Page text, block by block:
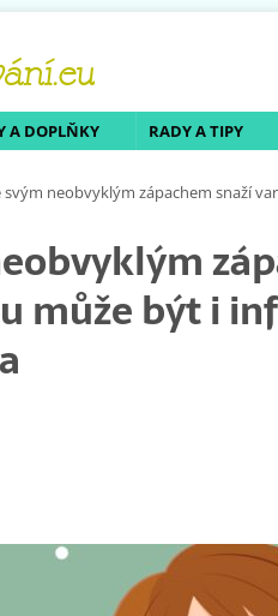
A DOPLŇKY RADY A TIPY
svým neobvyklým zápachem snaží
může být i